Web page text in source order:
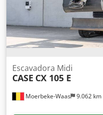
Moerbeke-Waas 9.062 km
Escavadora Midi
CASE CX 105 E